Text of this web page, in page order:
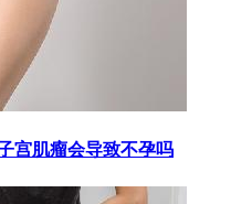
宫肌瘤会导致不孕吗